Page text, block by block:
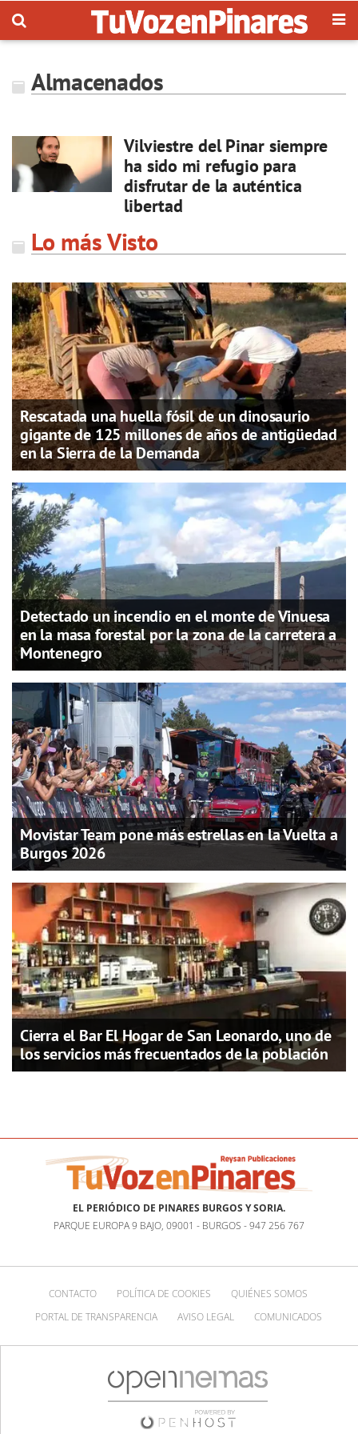
Almacenados
Vilviestre del Pinar siempre
ha sido mi refugio para
disfrutar de la auténtica
libertad
Lo más Visto
Rescatada una huella fósil de un dinosaurio
gigante de 125 millones de años de antigüedad
en la Sierra de la Demanda
Detectado un incendio en el monte de Vinuesa
en la masa forestal por la zona de la carretera a
Montenegro
Movistar Team pone más estrellas en la Vuelta a
Burgos 2026
Cierra el Bar El Hogar de San Leonardo, uno de
los servicios más frecuentados de la población
EL PERIÓDICO DE PINARES BURGOS Y SORIA.
PARQUE EUROPA 9 BAJO, 09001 - BURGOS - 947 256 767
CONTACTO POLÍTICA DE COOKIES
QUIÉNES SOMOS
PORTAL DE TRANSPARENCIA
AVISO LEGAL COMUNICADOS